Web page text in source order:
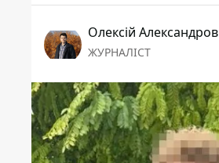
Олексій Александров
ЖУРНАЛІСТ